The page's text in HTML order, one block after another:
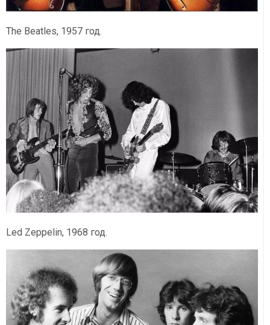
The Beatles, 1957 год.
Led Zeppelin, 1968 год.